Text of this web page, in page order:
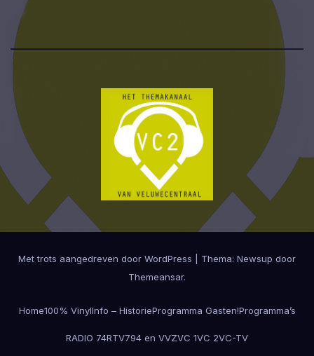
Met trots aangedreven door WordPress Thema: Newsup door
Themeansar.
Home100% VinylInfo – HistorieProgramma Gasten!Programma’s
RADIO 74RTV794 en VVZVC 1VC 2VC-TV